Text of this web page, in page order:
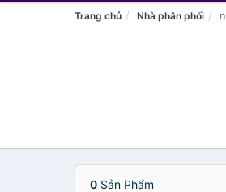
Trang chủ Nhà phân phối
0 Sản Phẩm